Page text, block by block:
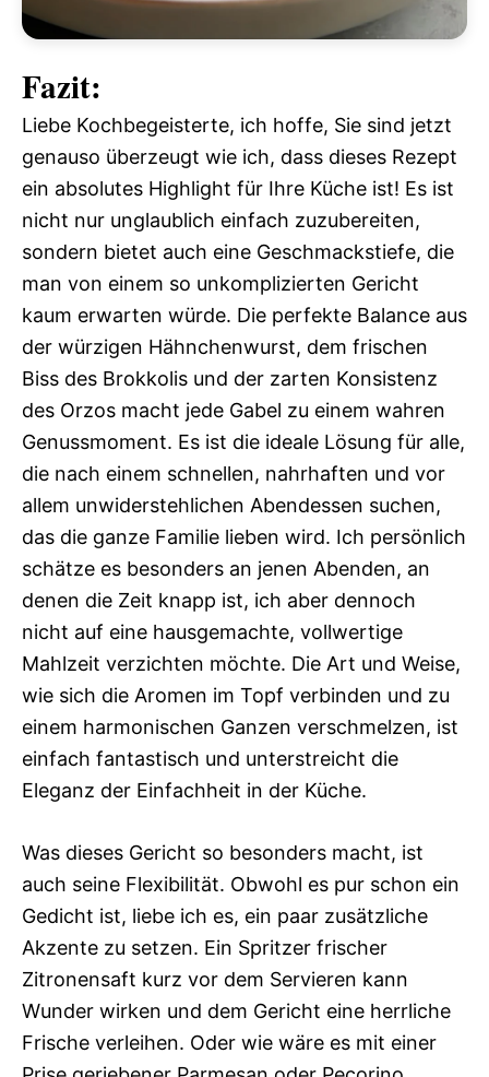
Fazit:
Liebe Kochbegeisterte, ich hoffe, Sie sind jetzt
genauso überzeugt wie ich, dass dieses Rezept
ein absolutes Highlight für Ihre Küche ist! Es ist
nicht nur unglaublich einfach zuzubereiten,
sondern bietet auch eine Geschmackstiefe, die
man von einem so unkomplizierten Gericht
kaum erwarten würde. Die perfekte Balance aus
der würzigen Hähnchenwurst, dem frischen
Biss des Brokkolis und der zarten Konsistenz
des Orzos macht jede Gabel zu einem wahren
Genussmoment. Es ist die ideale Lösung für alle,
die nach einem schnellen, nahrhaften und vor
allem unwiderstehlichen Abendessen suchen,
das die ganze Familie lieben wird. Ich persönlich
schätze es besonders an jenen Abenden, an
denen die Zeit knapp ist, ich aber dennoch
nicht auf eine hausgemachte, vollwertige
Mahlzeit verzichten möchte. Die Art und Weise,
wie sich die Aromen im Topf verbinden und zu
einem harmonischen Ganzen verschmelzen, ist
einfach fantastisch und unterstreicht die
Eleganz der Einfachheit in der Küche.
Was dieses Gericht so besonders macht, ist
auch seine Flexibilität. Obwohl es pur schon ein
Gedicht ist, liebe ich es, ein paar zusätzliche
Akzente zu setzen. Ein Spritzer frischer
Zitronensaft kurz vor dem Servieren kann
Wunder wirken und dem Gericht eine herrliche
Frische verleihen. Oder wie wäre es mit einer